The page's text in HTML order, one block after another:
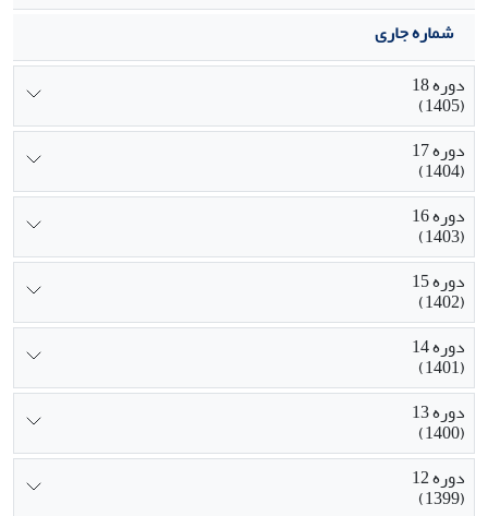
شماره جاری
دوره 18
(1405)
دوره 17
(1404)
دوره 16
(1403)
دوره 15
(1402)
دوره 14
(1401)
دوره 13
(1400)
دوره 12
(1399)